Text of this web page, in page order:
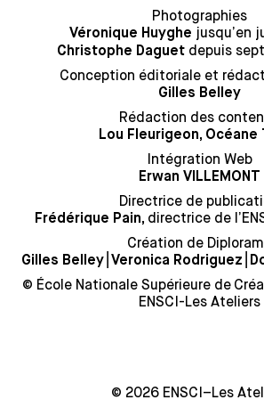
Photographies
Véronique Huyghe jusqu’en
Christophe Daguetdepuis
Conception éditoriale et
Gilles Belley
Rédaction des
Lou Fleurigeon, Océane
Intégration Web
Erwan VILLEMONT
Directrice de
Frédérique Pain, directrice de
Création de
Gilles Belley Veronica Rodriguez
© École Nationale Supérieure de
ENSCI-Les Ateliers
© 2026 ENSCI–Les